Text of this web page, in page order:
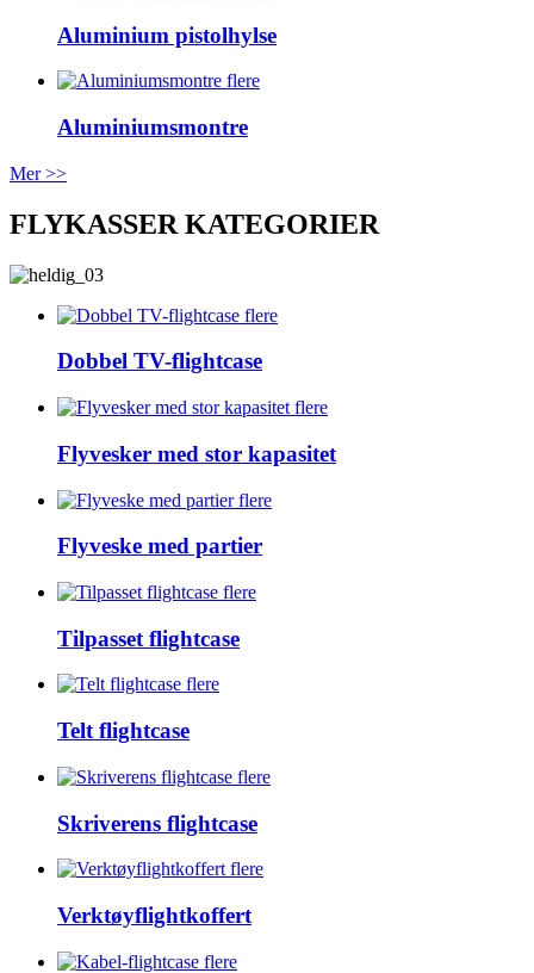
Aluminium pistolhylse
flere
Aluminiumsmontre
Mer >>
FLYKASSER KATEGORIER
flere
Dobbel TV-flightcase
flere
Flyvesker med stor kapasitet
flere
Flyveske med partier
flere
Tilpasset flightcase
flere
Telt flightcase
flere
Skriverens flightcase
flere
Verktøyflightkoffert
flere